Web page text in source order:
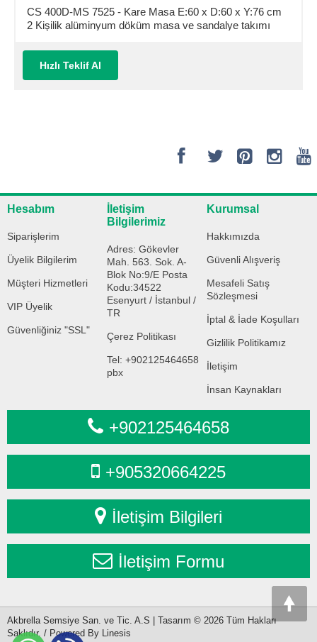
CS 400D-MS 7525 - Kare Masa E:60 x D:60 x Y:76 cm
2 Kişilik alüminyum döküm masa ve sandalye takımı
Hızlı Teklif Al
Hesabım
Siparişlerim
Üyelik Bilgilerim
Müşteri Hizmetleri
VIP Üyelik
Güvenliğiniz "SSL"
İletişim
Bilgilerimiz
Adres: Gökevler
Mah. 563. Sok. A-
Blok No:9/E Posta
Kodu:34522
Esenyurt / İstanbul /
TR
Çerez Politikası
Tel: +902125464658
pbx
Kurumsal
Hakkımızda
Güvenli Alışveriş
Mesafeli Satış
Sözleşmesi
İptal & İade Koşulları
Gizlilik Politikamız
İletişim
İnsan Kaynakları
+902125464658
+905320664225
İletişim Bilgileri
İletişim Formu
Akbrella Semsiye San. ve Tic. A.S | Tasarım © 2026 Tüm Hakları
Saklıdır. / Powered By Linesis